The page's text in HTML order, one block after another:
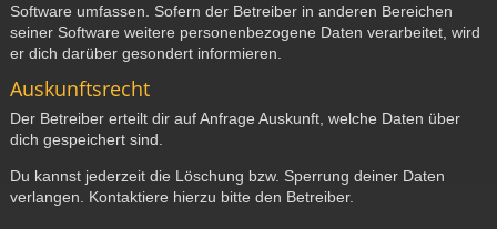
Software umfassen. Sofern der Betreiber in anderen Bereichen
seiner Software weitere personenbezogene Daten verarbeitet, wird
er dich darüber gesondert informieren.
Auskunftsrecht
Der Betreiber erteilt dir auf Anfrage Auskunft, welche Daten über
dich gespeichert sind.
Du kannst jederzeit die Löschung bzw. Sperrung deiner Daten
verlangen. Kontaktiere hierzu bitte den Betreiber.